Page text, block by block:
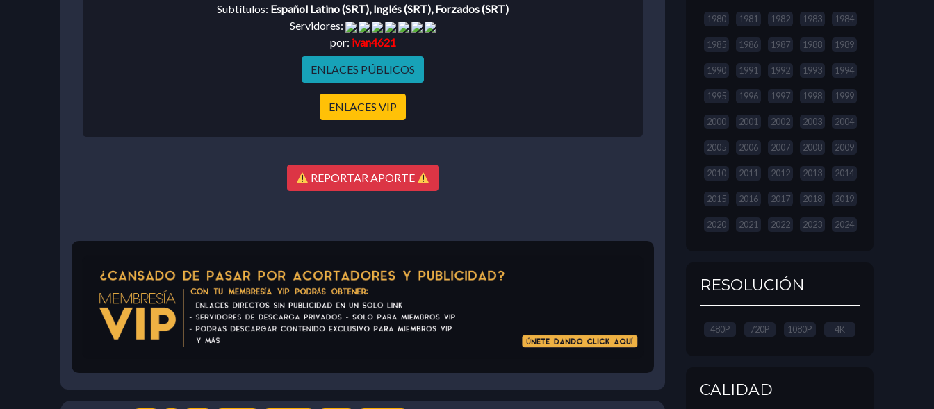
Subtítulos: Español Latino (SRT), Inglés (SRT), Forzados (SRT)
Servidores:
por: ivan4621
ENLACES PÚBLICOS
ENLACES VIP
REPORTAR APORTE
1980 1981 1982 1983 1984
1985 1986 1987 1988 1989
1990 1991 1992 1993 1994
1995 1996 1997 1998 1999
2000 2001 2002 2003 2004
2005 2006 2007 2008 2009
2010 2011 2012 2013 2014
2015 2016 2017 2018 2019
2020 2021 2022 2023 2024
RESOLUCIÓN
480P 720P 1080P 4K
CALIDAD